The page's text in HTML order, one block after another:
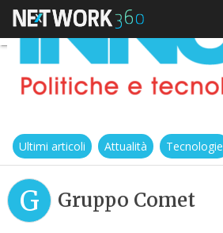
Ultimi articoli Attualità Tecnologie
G Gruppo Comet